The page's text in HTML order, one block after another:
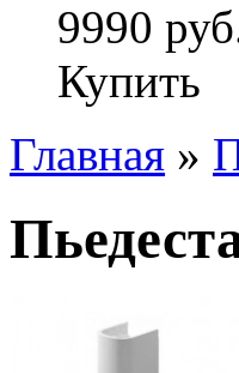
9990
Купить
Главная »